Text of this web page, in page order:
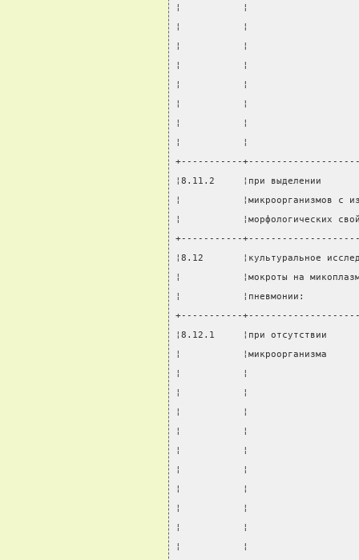
¦           ¦
¦           ¦
¦           ¦
¦           ¦
¦           ¦
¦           ¦
¦           ¦
¦           ¦
+-----------
¦8.11.2     ¦при выделении
¦
¦
+-----------
¦8.12
¦           ¦мокроты на
¦           ¦пневмонии:
+-----------
¦8.12.1     ¦при
¦
¦           ¦
¦           ¦
¦           ¦
¦           ¦
¦           ¦
¦           ¦
¦           ¦
¦           ¦
¦           ¦
¦           ¦